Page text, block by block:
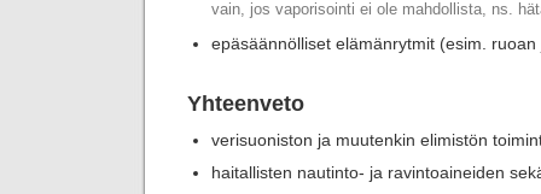
vain, jos vaporisointi ei ole mahdollista, ns.
epäsäännölliset elämänrytmit (esim.
Yhteenveto
verisuoniston ja muutenkin elimistön
haitallisten nautinto- ja ravintoaineiden